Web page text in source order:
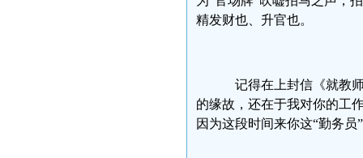
精发财也、升官也。
记得在上封信《就教
的缘故，还在于我对你的工
因为这段时间来你这“勤务